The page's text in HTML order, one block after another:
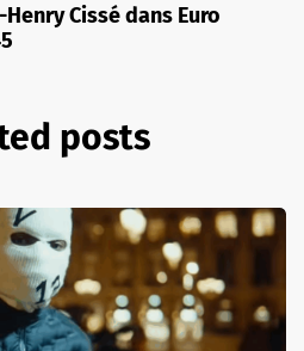
Cissé dans Euro
posts